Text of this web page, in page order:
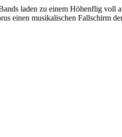
laden zu einem Höhenflig voll
einen musikalischen Fallschirm